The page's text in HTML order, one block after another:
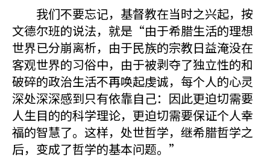
我们不要忘记，基督教在当时之兴起，按
文德尔班的说法，就是“由于希腊生活的理想
世界已分崩离析，由于民族的宗教日益淹没在
客观世界的习俗中，由于被剥夺了独立性的和
破碎的政治生活不再唤起虔诚，每个人的心灵
深处深深感到只有依靠自己：因此更迫切需要
人生目的的科学理论，更迫切需要保证个人幸
福的智慧了。这样，处世哲学，继希腊哲学之
后，变成了哲学的基本问题。”